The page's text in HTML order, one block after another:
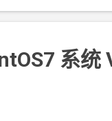
系统